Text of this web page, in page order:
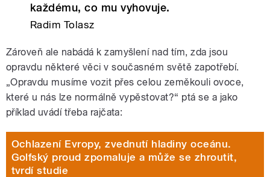
každému, co mu vyhovuje.
Radim Tolasz
Zároveň ale nabádá k zamyšlení nad tím, zda jsou
opravdu některé věci v současném světě zapotřebí.
„Opravdu musíme vozit přes celou zeměkouli ovoce,
které u nás lze normálně vypěstovat?“ ptá se a jako
příklad uvádí třeba rajčata:
Ochlazení Evropy, zvednutí hladiny oceánu.
Golfský proud zpomaluje a může se zhroutit,
tvrdí studie